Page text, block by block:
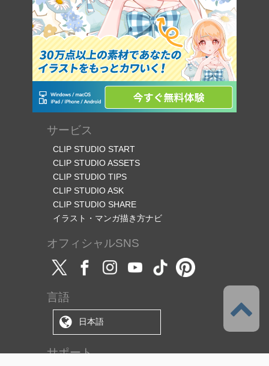
サービス
CLIP STUDIO START
CLIP STUDIO ASSETS
CLIP STUDIO TIPS
CLIP STUDIO ASK
CLIP STUDIO SHARE
イラスト・マンガ描き方ナビ
オフィシャルSNS
言語
日本語
サポート